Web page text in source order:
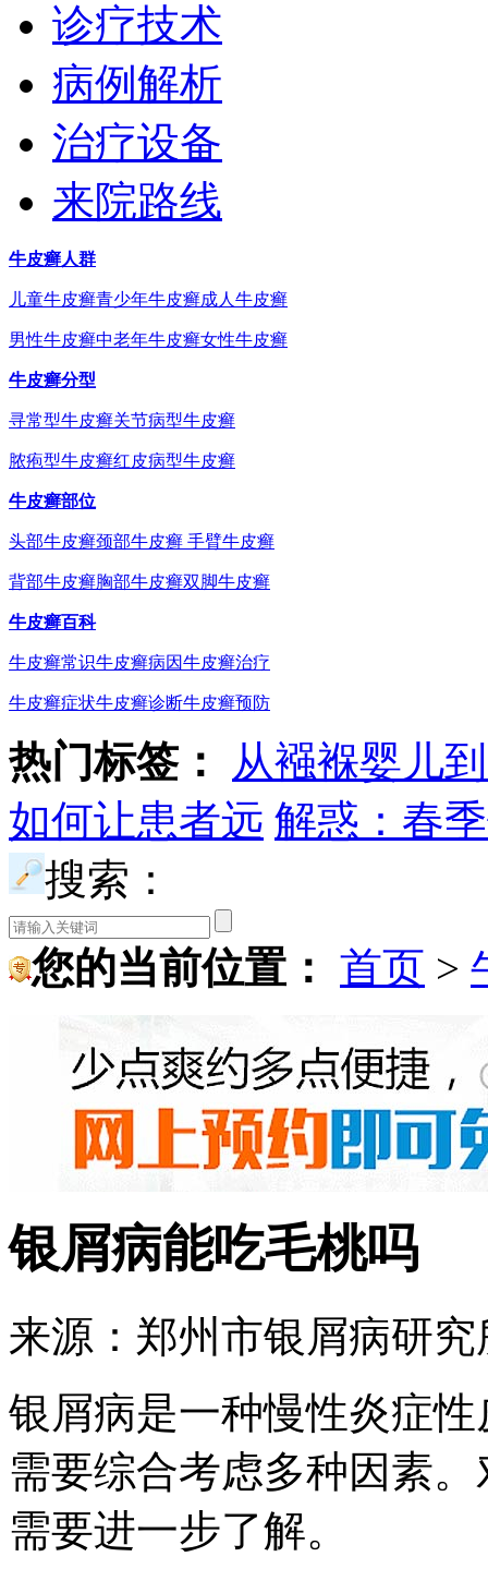
诊疗技术
病例解析
治疗设备
来院路线
牛皮癣人群
儿童牛皮癣青少年牛皮癣成人牛皮癣
男性牛皮癣中老年牛皮癣女性牛皮癣
牛皮癣分型
寻常型牛皮癣关节病型牛皮癣
脓疱型牛皮癣红皮病型牛皮癣
牛皮癣部位
头部牛皮癣颈部牛皮癣 手臂牛皮癣
背部牛皮癣胸部牛皮癣双脚牛皮癣
牛皮癣百科
牛皮癣常识牛皮癣病因牛皮癣治疗
牛皮癣症状牛皮癣诊断牛皮癣预防
热门标签：
从襁褓婴儿
如何让患者远 解惑：春
搜索：
您的当前位置： 首页 >
银屑病能吃毛桃吗
来源：郑州市银屑病研
银屑病是一种慢性炎症
需要综合考虑多种因素
需要进一步了解。